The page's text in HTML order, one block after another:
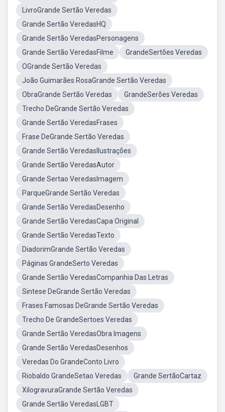
LivroGrande Sertão Veredas
Grande Sertão VeredasHQ
Grande Sertão VeredasPersonagens
Grande Sertão VeredasFilme
GrandeSertões Veredas
OGrande Sertão Veredas
João Guimarães RosaGrande Sertão Veredas
ObraGrande Sertão Veredas
GrandeSerões Veredas
Trecho DeGrande Sertão Veredas
Grande Sertão VeredasFrases
Frase DeGrande Sertão Veredas
Grande Sertão VeredasIlustrações
Grande Sertão VeredasAutor
Grande Sertao VeredasImagem
ParqueGrande Sertão Veredas
Grande Sertão VeredasDesenho
Grande Sertão VeredasCapa Original
Grande Sertão VeredasTexto
DiadorimGrande Sertão Veredas
Páginas GrandeSerto Veredas
Grande Sertão VeredasCompanhia Das Letras
Sintese DeGrande Sertão Veredas
Frases Famosas DeGrande Sertão Veredas
Trecho De GrandeSertoes Veredas
Grande Sertão VeredasObra Imagens
Grande Sertão VeredasDesenhos
Veredas Do GrandeConto Livro
Riobaldo GrandeSetao Veredas
Grande SertãoCartaz
XilogravuraGrande Sertão Veredas
Grande Sertão VeredasLGBT